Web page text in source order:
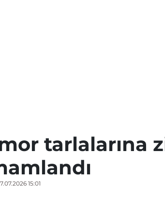
tarlalarına
15:01